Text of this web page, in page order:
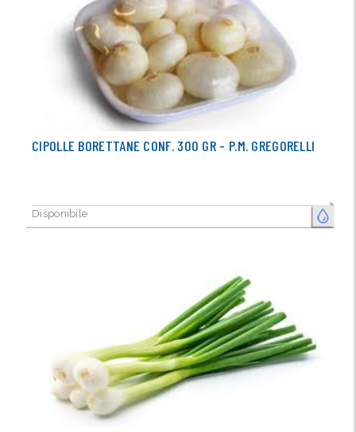
FRESCO
CIPOLLE BORETTANE CONF. 300 GR - P.M. GREGORELLI
Disponibile